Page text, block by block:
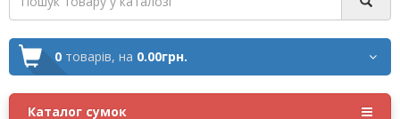
0 товарів, на 0.00грн.
Каталог сумок